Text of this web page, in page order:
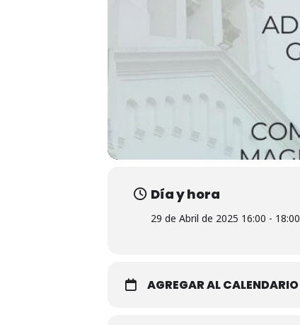
Día y hora
29 de Abril de 2025 16:00 - 18:00
AGREGAR AL CALENDARIO